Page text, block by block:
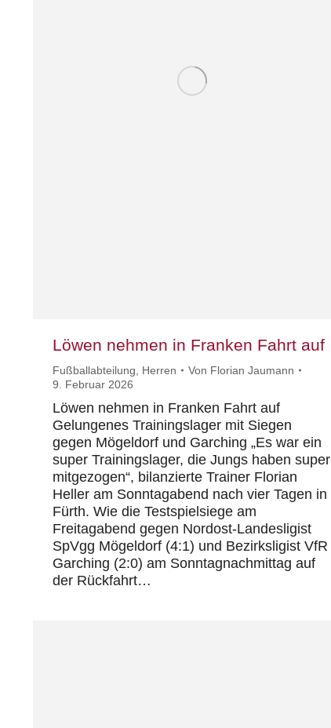
Löwen nehmen in Franken Fahrt auf
Fußballabteilung Herren Von Florian Jaumann
9. Februar 2026
Löwen nehmen in Franken Fahrt auf
Gelungenes Trainingslager mit Siegen
gegen Mögeldorf und Garching „Es war ein
super Trainingslager, die Jungs haben super
mitgezogen“, bilanzierte Trainer Florian
Heller am Sonntagabend nach vier Tagen in
Fürth. Wie die Testspielsiege am
Freitagabend gegen Nordost-Landesligist
SpVgg Mögeldorf (4:1) und Bezirksligist VfR
Garching (2:0) am Sonntagnachmittag auf
der Rückfahrt…